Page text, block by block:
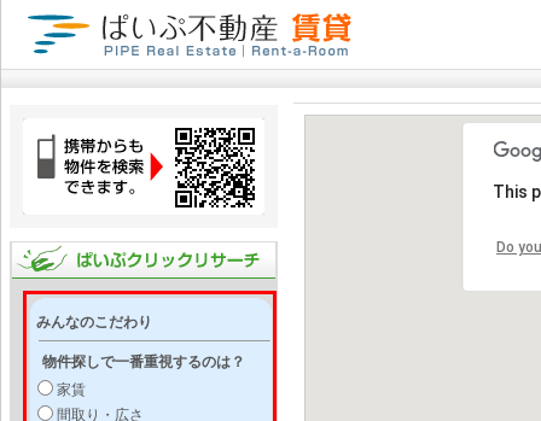
みんなのこだわり
物件探しで一番重視するのは？
家賃
間取り・広さ
This
Do